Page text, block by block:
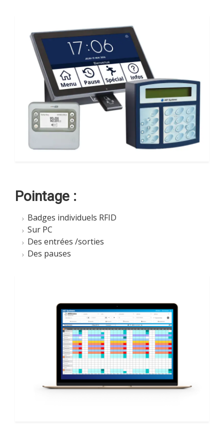
Pointage :
Badges individuels RFID
Sur PC
Des entrées /sorties
Des pauses